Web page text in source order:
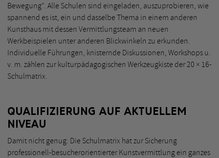
Bewegung“. Alle Schulen sind eingeladen, auszuprobieren, wie
spannend es ist, ein und dasselbe Thema in einem anderen
Kunsthaus mit dessen Vermittlungsteam an neuen
Werkbeispielen unter anderen Blickwinkeln zu erkunden.
Individuelle Führungen, knisternde Diskussionen, Workshops u.
v. m. zählen zur kulturpädagogischen Werkzeugkiste der 20 × 16-
Schulmatrix.
QUALIFIZIERUNG AUF AKTUELLEM
NIVEAU
Damit nicht genug: Die Schulmatrix hat zur Sicherung
professionell-besucherorientierter Kunstvermittlung ein ganzes